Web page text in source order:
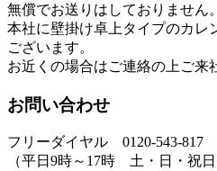
無償でお送りはしておりません。
本社に壁掛け卓上タイプのカレ
ございます。
お近くの場合はご連絡の上ご来
お問い合わせ
フリーダイヤル 0120-543-817
（平日9時～17時 土・日・祝日